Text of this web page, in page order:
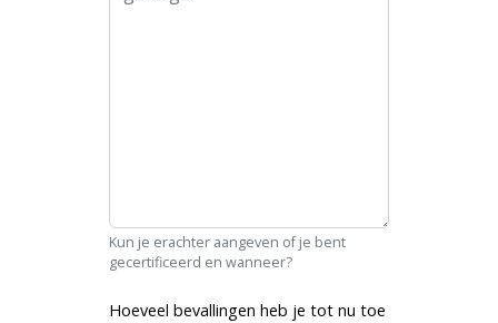
Kun je erachter aangeven of je bent
gecertificeerd en wanneer?
Hoeveel bevallingen heb je tot nu toe